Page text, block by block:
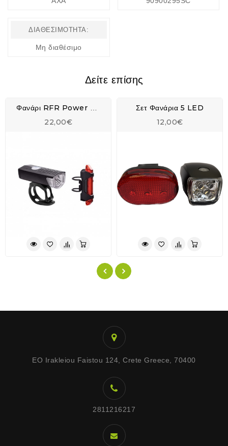
ΔΙΑΘΕΣΙΜΌΤΗΤΑ:
Μη διαθέσιμο
Δείτε επίσης
22,00€
Σετ Φανάρια 5 LED
12,00€
EO Irakleiou Faistou 124, Crete Greece, 70400
2811216217